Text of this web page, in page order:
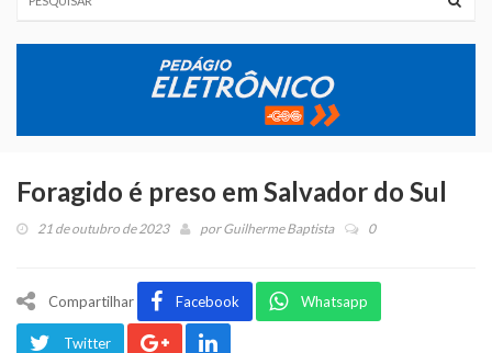
Foragido é preso em Salvador do Sul
21 de outubro de 2023 porGuilherme Baptista 0
Compartilhar Facebook Whatsapp
Twitter